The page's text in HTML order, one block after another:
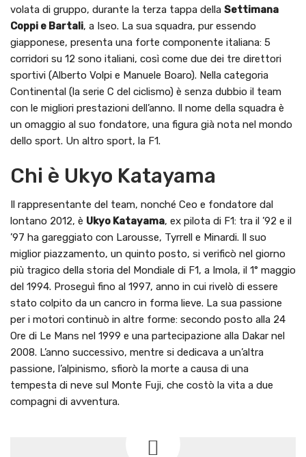
volata di gruppo, durante la terza tappa della Settimana
Coppi e Bartali, a Iseo. La sua squadra, pur essendo
giapponese, presenta una forte componente italiana: 5
corridori su 12 sono italiani, così come due dei tre direttori
sportivi (Alberto Volpi e Manuele Boaro). Nella categoria
Continental (la serie C del ciclismo) è senza dubbio il team
con le migliori prestazioni dell’anno. Il nome della squadra è
un omaggio al suo fondatore, una figura già nota nel mondo
dello sport. Un altro sport, la F1.
Chi è Ukyo Katayama
Il rappresentante del team, nonché Ceo e fondatore dal
lontano 2012, è Ukyo Katayama, ex pilota di F1: tra il ’92 e il
’97 ha gareggiato con Larousse, Tyrrell e Minardi. Il suo
miglior piazzamento, un quinto posto, si verificò nel giorno
più tragico della storia del Mondiale di F1, a Imola, il 1° maggio
del 1994. Proseguì fino al 1997, anno in cui rivelò di essere
stato colpito da un cancro in forma lieve. La sua passione
per i motori continuò in altre forme: secondo posto alla 24
Ore di Le Mans nel 1999 e una partecipazione alla Dakar nel
2008. L’anno successivo, mentre si dedicava a un’altra
passione, l’alpinismo, sfiorò la morte a causa di una
tempesta di neve sul Monte Fuji, che costò la vita a due
compagni di avventura.